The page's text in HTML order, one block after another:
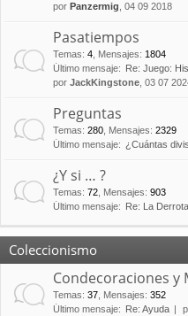
por Panzermig , 04 09 2018
Pasatiempos
Temas: 4 Mensajes: 1804
Último mensaje:
Re: Juego:
por JackKingstone , 03 07
Preguntas
Temas: 280 Mensajes: 2329
Último mensaje: ¿Cuántas
¿Y si … ?
Temas: 72 Mensajes: 903
Último mensaje:
Re: La
Coleccionismo
Condecoraciones y
Temas: 37 Mensajes: 352
Último mensaje:
Re: Ayuda